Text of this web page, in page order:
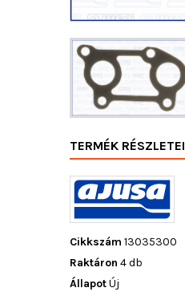
TERMÉK RÉSZLETEI
Cikkszám 13035300
Raktáron 4 db
ÁllapotÚj